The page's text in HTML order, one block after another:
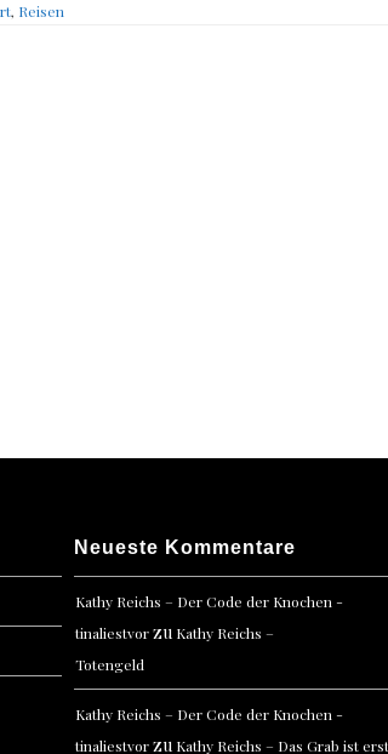
, Reisen
Neueste Kommentare
Kathy Reichs – Der Code der Knochen -
tinaliestvorzu Kathy Reichs –
Totengeld
Kathy Reichs – Der Code der Knochen -
tinaliestvorzu Kathy Reichs – Das Grab ist